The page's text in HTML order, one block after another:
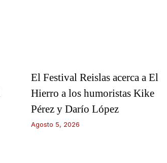
El Festival Reislas acerca a El
Hierro a los humoristas Kike
Pérez y Darío López
Agosto 5, 2026